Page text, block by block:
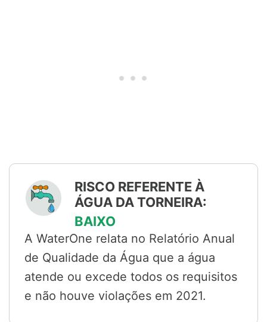
RISCO REFERENTE À
ÁGUA DA TORNEIRA:
BAIXO
A WaterOne relata no Relatório Anual
de Qualidade da Água que a água
atende ou excede todos os requisitos
e não houve violações em 2021.